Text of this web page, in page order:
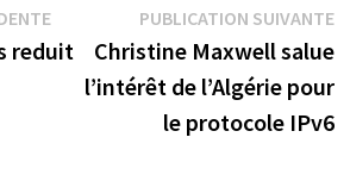
Publication
précédente :
reduit
PUBLICATION SUIVANTE
Christine Maxwell salue
l’intérêt de l’Algérie pour
le protocole IPv6